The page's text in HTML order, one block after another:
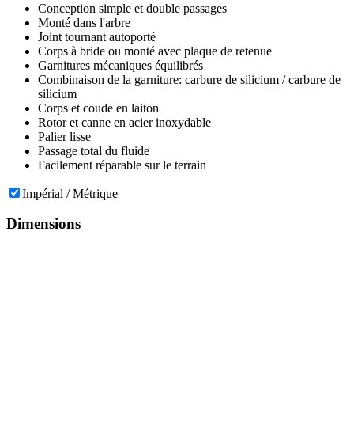
Conception simple et double passages
Monté dans l'arbre
Joint tournant autoporté
Corps à bride ou monté avec plaque de retenue
Garnitures mécaniques équilibrés
Combinaison de la garniture: carbure de silicium / carbure de
silicium
Corps et coude en laiton
Rotor et canne en acier inoxydable
Palier lisse
Passage total du fluide
Facilement réparable sur le terrain
Impérial / Métrique
Dimensions